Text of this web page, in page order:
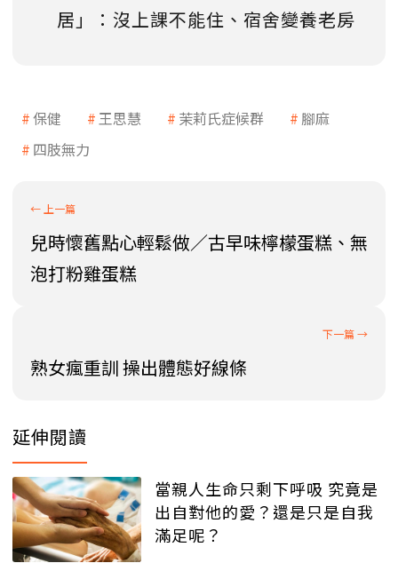
居」：沒上課不能住、宿舍變養老房
保健 王思慧 茉莉氏症候群
腳麻
四肢無力
兒時懷舊點心輕鬆做／古早味檸檬蛋糕、無
泡打粉雞蛋糕
熟女瘋重訓 操出體態好線條
延伸閱讀
當親人生命只剩下呼吸 究竟是
出自對他的愛？還是只是自我
滿足呢？